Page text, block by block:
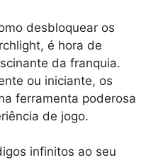
desbloquear os
é hora de
da franquia.
ou iniciante, os
ferramenta poderosa
de jogo.
infinitos ao seu